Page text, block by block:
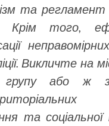
та регламент
Крім того,
Викличте на
групу або ж
та соціальної